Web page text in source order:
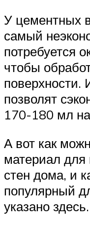
У цементных
самый
потребуется
чтобы
поверхности.
позволят
170-180 мл
А вот как
материал для
стен дома, и
популярный
указано здесь.